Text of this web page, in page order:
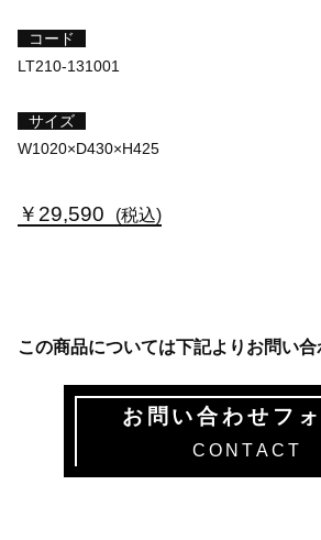
コード
LT210-131001
サイズ
W1020×D430×H425
￥29,590 (税込)
この商品については下記よりお問い合
お問い合わせフ
CONTACT